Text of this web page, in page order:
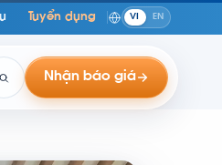
Tuyển dụng VI EN
Nhận báo giá